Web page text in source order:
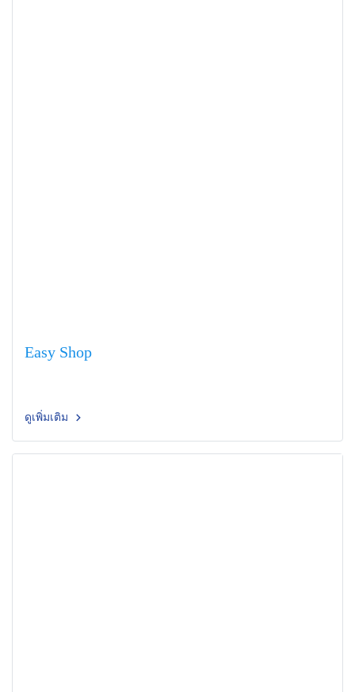
Easy Shop
ดูเพิ่มเติม